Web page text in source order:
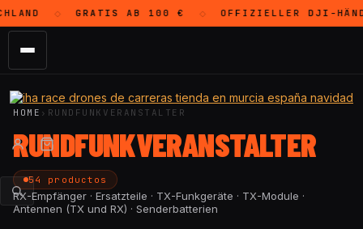
◇ GRATISAB 100 € ◇ OFFIZIELLER DJI-
HOME › RUNDFUNKVERANSTALTER
RUNDFUNKVERANSTALTER
54 productos
RX-Empfänger · Ersatzteile · TX-Funkgeräte · TX-Module ·
Antennen (TX und RX) · Senderbatterien